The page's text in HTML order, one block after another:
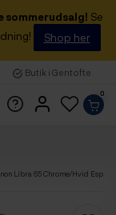
sommerudsalg! Se
Shop her
Butik i Gentofte
0
Libra 65 Chrome/Hvid